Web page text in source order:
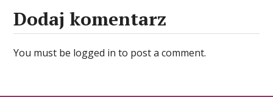
Dodaj komentarz
You must be logged in to post a comment.